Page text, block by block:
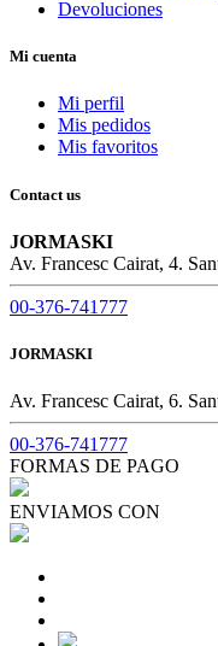
Devoluciones
Mi cuenta
Mi perfil
Mis pedidos
Mis favoritos
Contact us
JORMASKI
Av. Francesc Cairat, 4.
00-376-741777
JORMASKI
Av. Francesc Cairat, 6.
00-376-741777
FORMAS DE PAGO
ENVIAMOS CON